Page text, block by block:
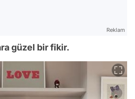
Reklam
güzel bir fikir.